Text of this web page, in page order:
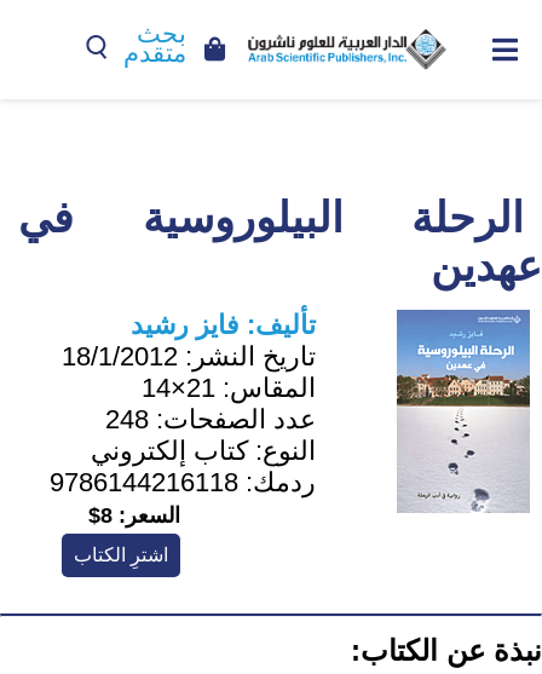
بحث
متقدم
الرحلة البيلوروسية في
عهدين
تأليف: فايز رشيد
تاريخ النشر: 18/1/2012
المقاس: 21×14
عدد الصفحات: 248
النوع:كتاب إلكتروني
ردمك: 9786144216118
السعر: 8$
اشترِ الكتاب
نبذة عن الكتاب: